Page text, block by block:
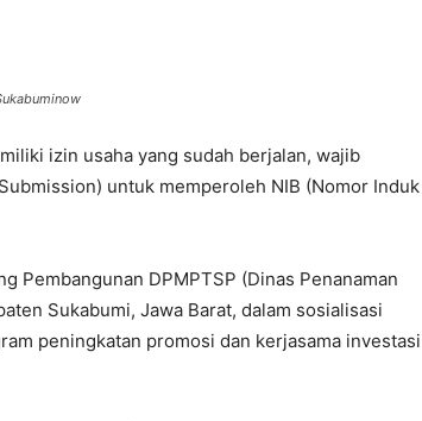
izin usaha yang sudah berjalan, wajib
untuk memperoleh NIB (Nomor Induk
Pembangunan DPMPTSP (Dinas Penanaman
Sukabumi, Jawa Barat, dalam sosialisasi
peningkatan promosi dan kerjasama investasi